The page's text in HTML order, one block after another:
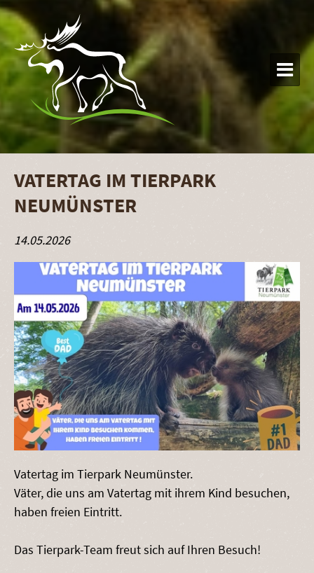

VATERTAG IM TIERPARK
NEUMÜNSTER
14.05.2026
Vatertag im Tierpark Neumünster.
Väter, die uns am Vatertag mit ihrem Kind besuchen,
haben freien Eintritt.
Das Tierpark-Team freut sich auf Ihren Besuch!